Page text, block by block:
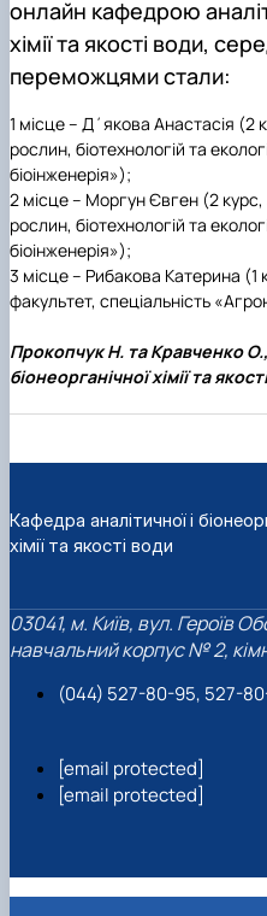
онлайн кафедрою
хімії та якості води,
переможцями стали:
1 місце – Д΄якова Анастасія (2
рослин, біотехнологій та
біоінженерія»);
2 місце – Моргун Євген (2
рослин, біотехнологій та
біоінженерія»);
3 місце – Рибакова Катерина (1
факультет, спеціальність
Прокопчук Н. та Кравченко
біонеорганічної хімії та
Кафедра аналітичної і
хімії та якості води
03041, м. Київ, вул. Героїв
навчальний корпус № 2,
(044) 527-80-95, 527-
[email protected]
[email protected]